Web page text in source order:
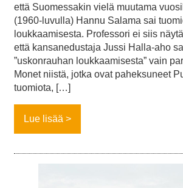
että Suomessakin vielä muutama
(1960-luvulla) Hannu Salama sai
loukkaamisesta. Professori ei siis
että kansanedustaja Jussi Halla-aho
”uskonrauhan loukkaamisesta” vain
Monet niistä, jotka ovat paheksuneet
tuomiota, […]
Lue lisää